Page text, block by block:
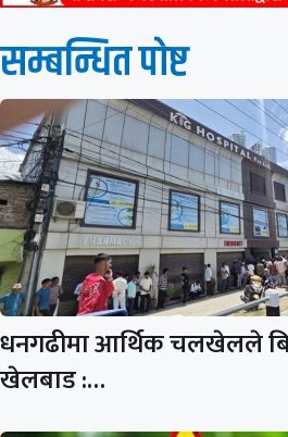
सम्बन्धित पाेष्ट
धनगढीमा आर्थिक चलखेलले
खेलबाड :…